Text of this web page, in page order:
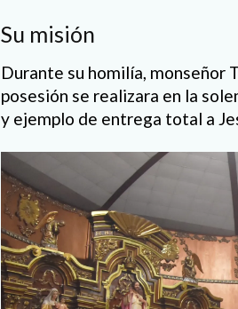
Su misión
Durante su homilía, monseñor
posesión se realizara en la
y ejemplo de entrega total a